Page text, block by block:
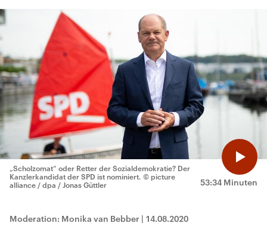
53:34 Minuten
„Scholzomat“ oder Retter der Sozialdemokratie? Der
Kanzlerkandidat der SPD ist nominiert. © picture
alliance / dpa / Jonas Güttler
Moderation: Monika van Bebber | 14.08.2020